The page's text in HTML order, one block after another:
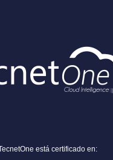
está certificado en: